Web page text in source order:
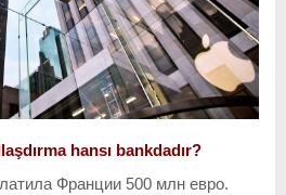
hansı bankdadır?
Франции 500 млн евро.